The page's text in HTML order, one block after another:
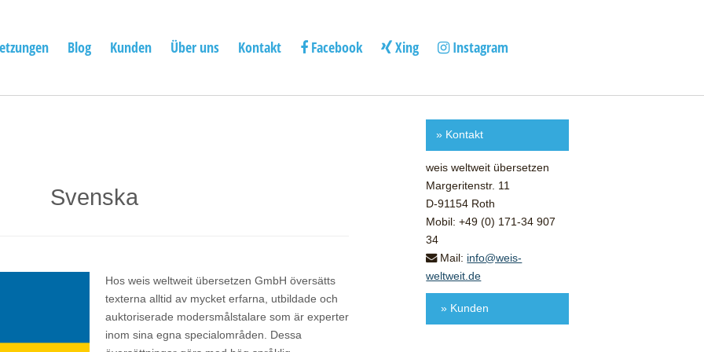
Blog Kunden Über uns Kontakt Facebook Xing Instagram
Svenska
Hos weis weltweit übersetzen GmbH översätts
texterna alltid av mycket erfarna, utbildade och
auktoriserade modersmålstalare som är experter
inom sina egna specialområden. Dessa
»Kontakt
weis weltweit übersetzen
Margeritenstr. 11
D-91154 Roth
Mobil: +49 (0) 171-34 907
34
Mail: info@weis-
weltweit.de
» Kunden